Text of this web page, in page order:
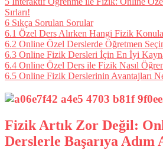
Sırları!
6 Sıkça Sorulan Sorular
6.1 Özel Ders Alırken Hangi Fizik
6.2 Online Özel Derslerde Öğretmen
6.3 Online Fizik Dersleri İçin En İyi
6.4 Online Özel Ders ile Fizik Nasıl
6.5 Online Fizik Derslerinin Avantajları
Fizik Artık Zor Değil:
Derslerle Başarıya Adım